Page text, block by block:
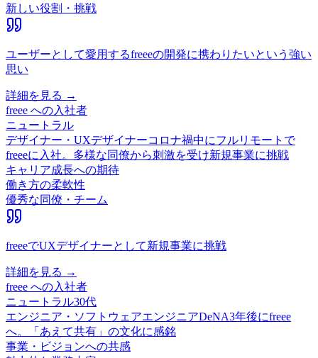
新しい役割・挑戦
ユーザーとして愛用するfreeeの開発に携わりたいという強い
思い
詳細を見る →
freee への入社者
ニュートラル
デザイナー・UXデザイナーコロナ禍中にフルリモートで
freeeに入社。多様な同僚から刺激を受け新規事業に挑戦
キャリア成長への期待
働き方の柔軟性
優秀な同僚・チーム
freeeでUXデザイナーとして新規事業に挑戦
詳細を見る →
freee への入社者
ニュートラル30代
エンジニア・ソフトウェアエンジニアDeNA3年後にfreee
へ。「あえて共有」の文化に感銘
事業・ビジョンへの共感